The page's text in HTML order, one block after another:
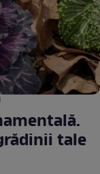
tale